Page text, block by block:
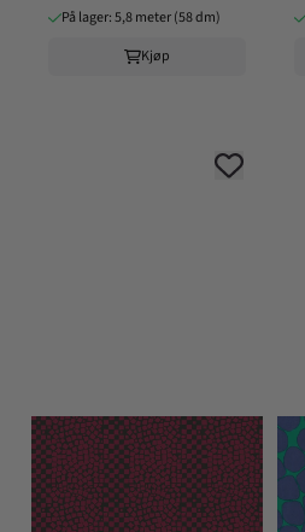
På lager: 5,8 meter (58 dm)
Kjøp